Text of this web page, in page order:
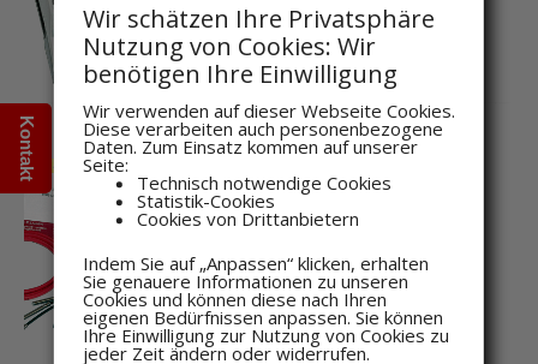
Kontakt
583,10€inkl. MwSt
Pakete
Wartungsmanagement
790,16€inkl. MwSt
Wir schätzen Ihre Privatsphäre
Nutzung von Cookies: Wir
benötigen Ihre Einwilligung
Wir verwenden auf dieser Webseite Cookies.
Diese verarbeiten auch personenbezogene
Daten. Zum Einsatz kommen auf unserer
Seite:
Technisch notwendige Cookies
Statistik-Cookies
Cookies von Drittanbietern
Indem Sie auf „Anpassen“ klicken, erhalten
Sie genauere Informationen zu unseren
Cookies und können diese nach Ihren
eigenen Bedürfnissen anpassen. Sie können
Ihre Einwilligung zur Nutzung von Cookies zu
jeder Zeit ändern oder widerrufen.